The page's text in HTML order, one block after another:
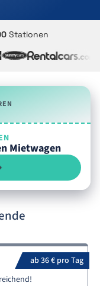
Stationen
Mietwagen
ab 36 € pro Tag